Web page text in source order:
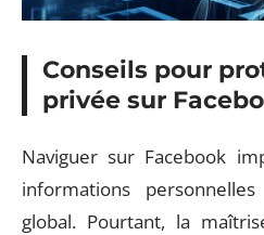
Conseils pour
privée sur
Naviguer sur Facebook
informations
global. Pourtant, la